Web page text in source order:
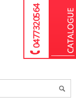
04 77 32 05 64